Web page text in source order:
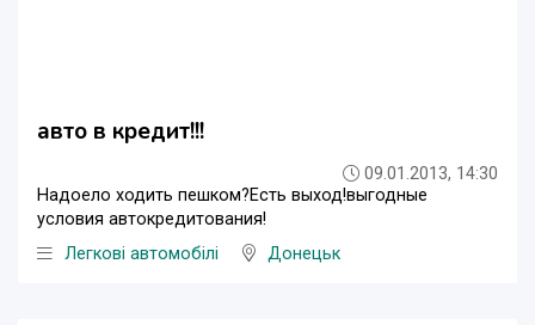
авто в кредит!!!
09.01.2013, 14:30
Надоело ходить пешком?Есть выход!выгодные
условия автокредитования!
Легкові автомобілі
Донецьк